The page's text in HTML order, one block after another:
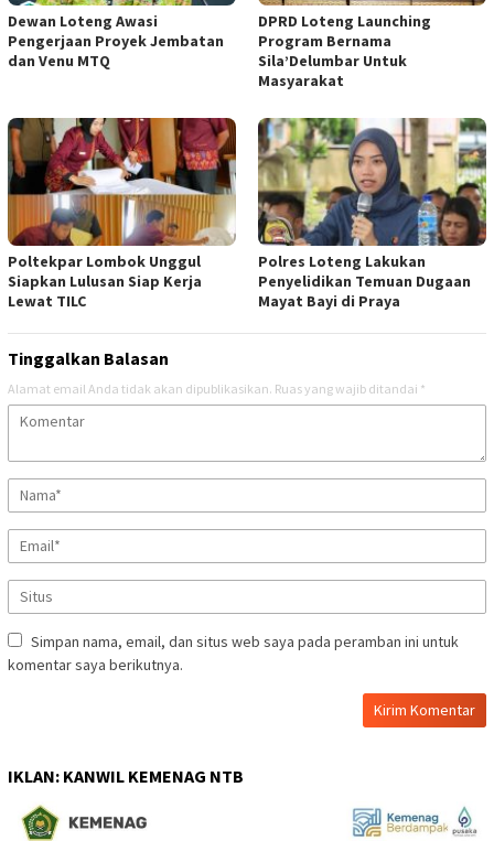
Dewan Loteng Awasi
Pengerjaan Proyek Jembatan
dan Venu MTQ
DPRD Loteng Launching
Program Bernama
Sila’Delumbar Untuk
Masyarakat
Poltekpar Lombok Unggul
Siapkan Lulusan Siap Kerja
Lewat TILC
Polres Loteng Lakukan
Penyelidikan Temuan Dugaan
Mayat Bayi di Praya
Tinggalkan Balasan
Alamat email Anda tidak akan dipublikasikan. Ruas yang wajib ditandai *
Simpan nama, email, dan situs web saya pada peramban ini untuk
komentar saya berikutnya.
IKLAN: KANWIL KEMENAG NTB